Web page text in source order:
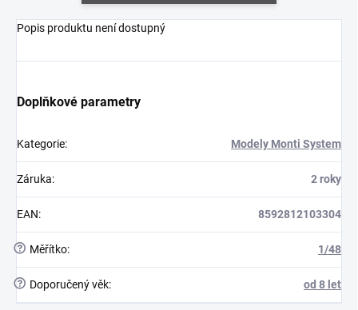
Popis produktu není dostupný
Doplňkové parametry
Kategorie: Modely Monti System
Záruka: 2 roky
EAN: 8592812103304
? Měřítko: 1/48
? Doporučený věk: od 8 let